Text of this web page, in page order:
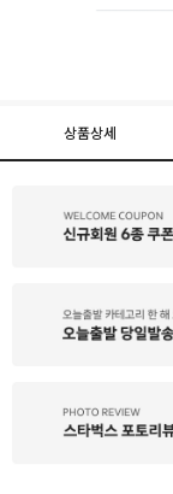
상품상세